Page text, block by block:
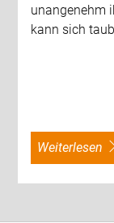
unangenehm
kann sich
weiterlesen